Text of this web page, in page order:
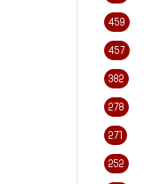
459
457
382
278
271
252